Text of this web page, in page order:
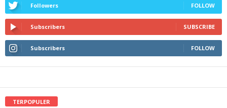
Followers FOLLOW
Subscribers SUBSCRIBE
Subscribers FOLLOW